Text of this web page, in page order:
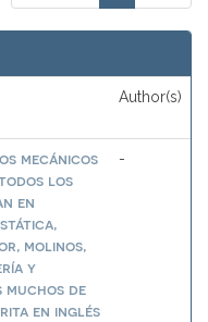
Author(s)
mecánicos
todos los
en
molinos,
y
muchos de
en inglés
-